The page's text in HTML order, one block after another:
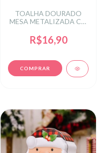
TOALHA DOURADO
MESA METALIZADA C/1
R$16,90